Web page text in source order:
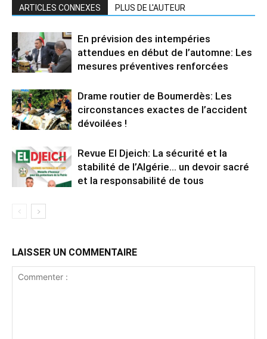
ARTICLES CONNEXES PLUS DE L'AUTEUR
En prévision des intempéries
attendues en début de l’automne: Les
mesures préventives renforcées
Drame routier de Boumerdès: Les
circonstances exactes de l’accident
dévoilées !
Revue El Djeich: La sécurité et la
stabilité de l’Algérie… un devoir sacré
et la responsabilité de tous
LAISSER UN COMMENTAIRE